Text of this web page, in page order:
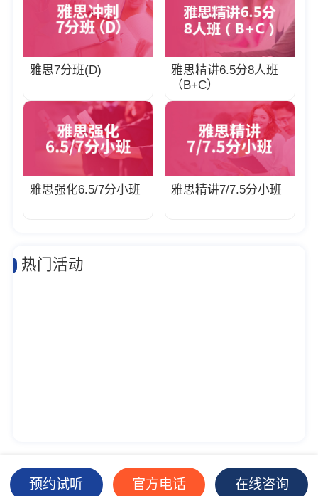
雅思7分班(D)
雅思精讲6.5分8人班
（B+C）
雅思强化6.5/7分小班 雅思精讲7/7.5分小班
热门活动
预约试听 官方电话 在线咨询